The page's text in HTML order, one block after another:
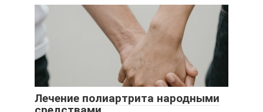
Лечение полиартрита народными